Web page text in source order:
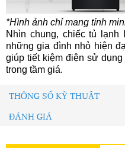
*Hình ảnh chỉ mang tính
Nhìn chung, chiếc tủ
những gia đình nhỏ hiện
giúp tiết kiệm điện sử
trong tầm giá.
THÔNG SỐ KỸ THUẬT
ĐÁNH GIÁ